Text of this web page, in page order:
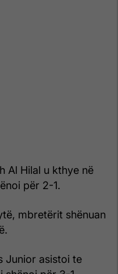
Al Hilal u kthye në
për 2-1.
mbretërit shënuan
Junior asistoi te